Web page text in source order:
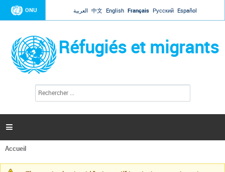
Jump to navigation
ONU العربية 中文 English Français Русский Español
Réfugiés et migrants
l
c
h

Vous
êtes
Accueil